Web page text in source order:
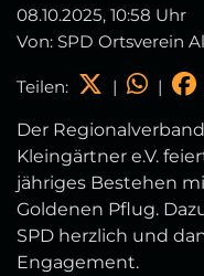
08.10.2025, 10:58 Uhr
Von: SPD Ortsverein
Teilen: | |
Der
Kleingärtner e.V.
jähriges Bestehen
Goldenen Pflug.
SPD herzlich und
Engagement.